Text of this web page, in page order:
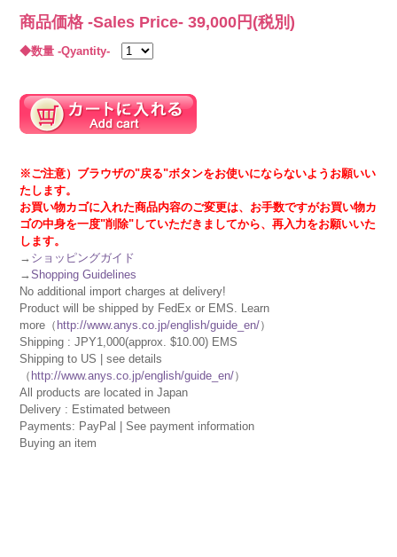
商品価格 -Sales Price-39,000 円(税別)
◆数量 -Qyantity-
※ご注意）ブラウザの"戻る"ボタンをお使いにならないようお願いい
たします。
お買い物カゴに入れた商品内容のご変更は、お手数ですがお買い物カ
ゴの中身を一度"削除"していただきましてから、再入力をお願いいた
します。
→ ショッピングガイド
→Shopping Guidelines
No additional import charges at delivery!
Product will be shipped by FedEx or EMS. Learn
more（ http://www.anys.co.jp/english/guide_en/）
Shipping : JPY1,000(approx. $10.00) EMS
Shipping to US | see details
（ http://www.anys.co.jp/english/guide_en/）
All products are located in Japan
Delivery : Estimated between
Payments: PayPal | See payment information
Buying an item